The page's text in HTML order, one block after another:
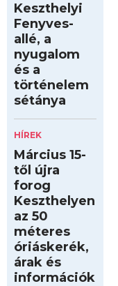
Keszthelyi
Fenyves-
allé, a
nyugalom
és a
történelem
sétánya
HÍREK
Március 15-
től újra
forog
Keszthelyen
az 50
méteres
óriáskerék,
árak és
információk